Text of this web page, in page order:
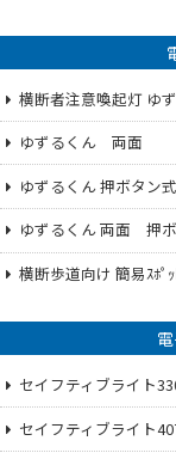
横断者注意喚起灯 ゆ
ゆずるくん 両面
ゆずるくん 押ボタン式
ゆずるくん 両面 押
横断歩道向け 簡易ｽﾎﾟｯ
セイフティブライト
セイフティブライト